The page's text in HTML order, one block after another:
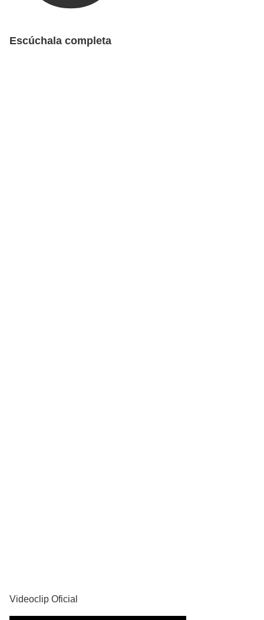
Escúchala completa
Videoclip Oficial